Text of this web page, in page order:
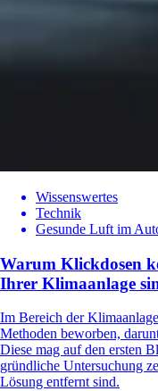
Wissenswertes
Technik
Gesunde Luft im
Warum Klickdosen
Ihrer Klimaanlage
Im Bereich der
Methoden beworben,
Diese mag auf den ersten
gründliche Untersuchung
Lösung entfernt sind.